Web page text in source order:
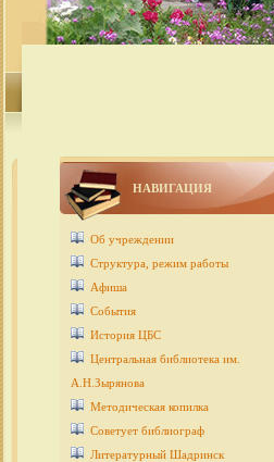
НАВИГАЦИЯ
Об учреждении
Структура, режим работы
Афиша
События
История ЦБС
Центральная библиотека им.
А.Н.Зырянова
Методическая копилка
Советует библиограф
Литературный Шадринск